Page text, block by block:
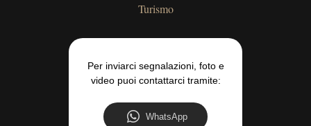
Turismo
Per inviarci segnalazioni, foto e
video puoi contattarci tramite:
WhatsApp